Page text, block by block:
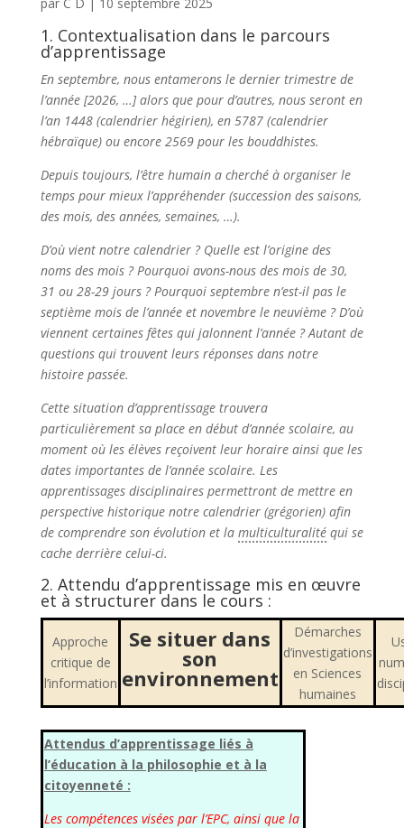
1. Contextualisation dans le parcours
d’apprentissage
En septembre, nous entamerons le dernier trimestre de
l’année [2026, …] alors que pour d’autres, nous seront en
l’an 1448 (calendrier hégirien), en 5787 (calendrier
hébraïque) ou encore 2569 pour les bouddhistes.
Depuis toujours, l’être humain a cherché à organiser le
temps pour mieux l’appréhender (succession des saisons,
des mois, des années, semaines, …).
D’où vient notre calendrier ? Quelle est l’origine des
noms des mois ? Pourquoi avons-nous des mois de 30,
31 ou 28-29 jours ? Pourquoi septembre n’est-il pas le
septième mois de l’année et novembre le neuvième ? D’où
viennent certaines fêtes qui jalonnent l’année ? Autant de
questions qui trouvent leurs réponses dans notre
histoire passée.
Cette situation d’apprentissage trouvera
particulièrement sa place en début d’année scolaire, au
moment où les élèves reçoivent leur horaire ainsi que les
dates importantes de l’année scolaire. Les
apprentissages disciplinaires permettront de mettre en
perspective historique notre calendrier (grégorien) afin
de comprendre son évolution et la multiculturalitéqui se
cache derrière celui-ci.
2. Attendu d’apprentissage mis en œuvre
et à structurer dans le cours :
Approche
critique de
l’information
Se situer dans
son
environnement
Démarches
d’investigations
en Sciences
humaines
Attendus d’apprentissage liés à
l’éducation à la philosophie et à la
citoyenneté :
Les compétences visées par l’EPC, ainsi que la